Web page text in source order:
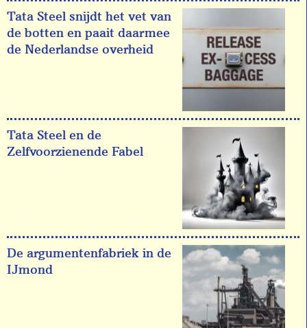
Tata Steel snijdt het vet van
de botten en paait daarmee
de Nederlandse overheid
Tata Steel en de
Zelfvoorzienende Fabel
De argumentenfabriek in de
IJmond